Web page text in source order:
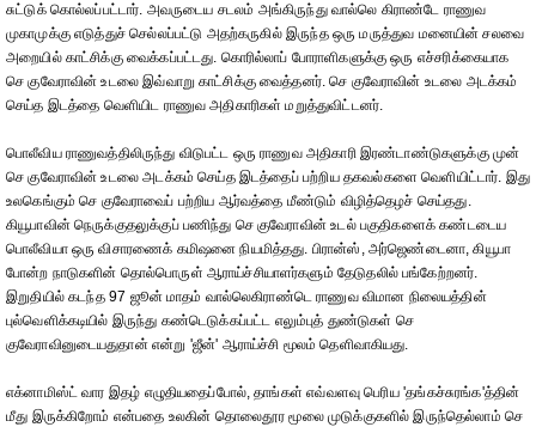
சுட்டுக் கொல்லப்பட்டார். அவருடைய சடலம் அங்கிருந்து வால்லெ கிராண்டே ராணுவ
முகாமுக்கு எடுத்துச் செல்லப்பட்டு அதற்கருகில் இருந்த ஒரு மருத்துவ மனையின் சலவை
அறையில் காட்சிக்கு வைக்கப்பட்டது. கொரில்லாப் போராளிகளுக்கு ஒரு எச்சரிக்கையாக
செ குவேராவின் உடலை இவ்வாறு காட்சிக்கு வைத்தனர். செ குவேராவின் உடலை அடக்கம்
செய்த இடத்தை வெளியிட ராணுவ அதிகாரிகள் மறுத்துவிட்டனர்.
பொலீவிய ராணுவத்திலிருந்து விடுபட்ட ஒரு ராணுவ அதிகாரி இரண்டாண்டுகளுக்கு முன்
செ குவேராவின் உடலை அடக்கம் செய்த இடத்தைப் பற்றிய தகவல்களை வெளியிட்டார். இது
உலகெங்கும் செ குவேராவைப் பற்றிய ஆர்வத்தை மீண்டும் விழித்தெழச் செய்தது.
கியூபாவின் நெருக்குதலுக்குப் பணிந்து செ குவேராவின் உடல் பகுதிகளைக் கண்டடைய
பொலீவியா ஒரு விசாரணைக் கமிஷனை நியமித்தது. பிரான்ஸ், அர்ஜெண்டைனா, கியூபா
போன்ற நாடுகளின் தொல்பொருள் ஆராய்ச்சியாளர்களும் தேடுதலில் பங்கேற்றனர்.
இறுதியில் கடந்த 97 ஜூன் மாதம் வால்லெகிராண்டெ ராணுவ விமான நிலையத்தின்
புல்வெளிக்கடியில் இருந்து கண்டெடுக்கப்பட்ட எலும்புத் துண்டுகள் செ
குவேராவினுடையதுதான் என்று 'ஜீன்' ஆராய்ச்சி மூலம் தெளிவாகியது.
எக்னாமிஸ்ட் வார இதழ் எழுதியதைப்போல், தாங்கள் எவ்வளவு பெரிய 'தங்கச்சுரங்க'த்தின்
மீது இருக்கிறோம் என்பதை உலகின் தொலைதூர மூலை முடுக்குகளில் இருந்தெல்லாம் செ